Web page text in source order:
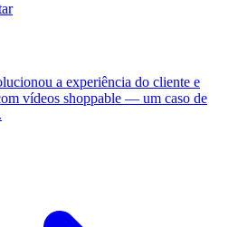
a experiência do cliente e
vídeos shoppable — um caso de